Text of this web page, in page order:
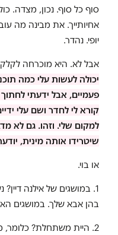
סוף כל סוף. נכון, מצדה.
אחיותייך. את מבינה מה
יופי. נהדר.
אבל לא. היא מוכרחה
יכולה לעשות עלי כמה
פעמיים, אבל ידעתי
קורא לי לחדר ושם עלי
למקום שלי. וזהו. גם לא
שיטרידו אותה מינית,
או בוי.
1. במושגים של אילנה
בהן אבא שלך. במושגים
2. היית משתחלת? כלומר,